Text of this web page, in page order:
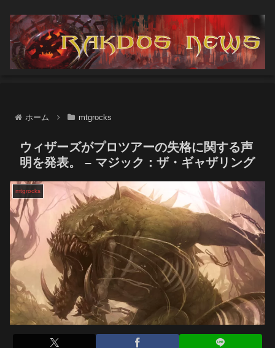
ホーム mtgrocks
ウィザーズがプロツアーの失格に関する声
明を発表。 – マジック：ザ・ギャザリング
mtgrocks